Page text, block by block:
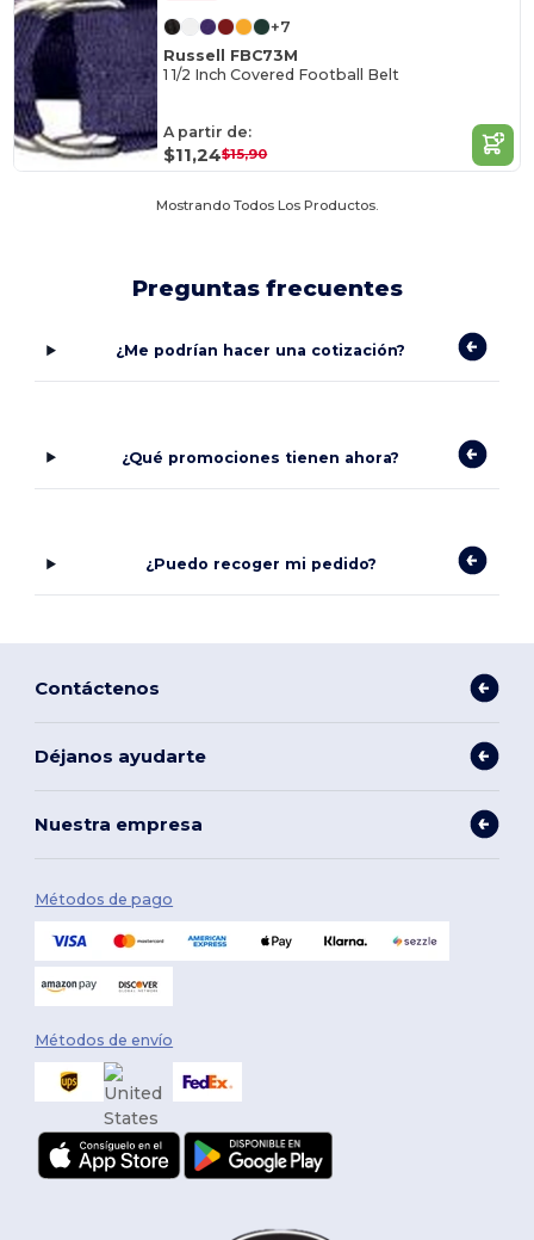
+7
Russell FBC73M
1 1/2 Inch Covered Football Belt
A partir de:
$11,24$15,90
Mostrando Todos Los Productos.
Preguntas frecuentes
¿Me podrían hacer una cotización?
¿Qué promociones tienen ahora?
¿Puedo recoger mi pedido?
Contáctenos
Déjanos ayudarte
Nuestra empresa
Métodos de pago
Métodos de envío